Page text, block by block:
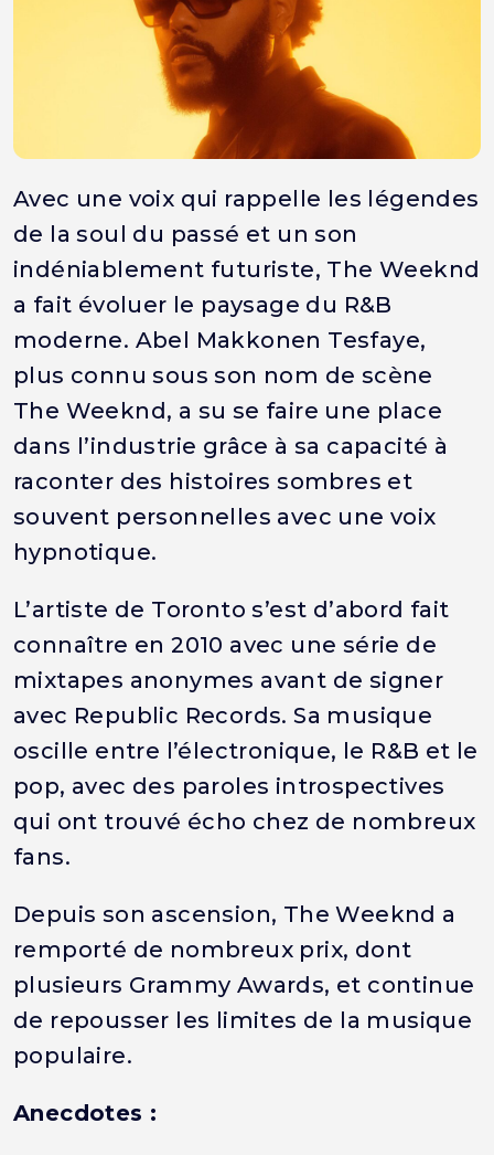
Avec une voix qui rappelle les légendes
de la soul du passé et un son
indéniablement futuriste, The Weeknd
a fait évoluer le paysage du R&B
moderne. Abel Makkonen Tesfaye,
plus connu sous son nom de scène
The Weeknd, a su se faire une place
dans l’industrie grâce à sa capacité à
raconter des histoires sombres et
souvent personnelles avec une voix
hypnotique.
L’artiste de Toronto s’est d’abord fait
connaître en 2010 avec une série de
mixtapes anonymes avant de signer
avec Republic Records. Sa musique
oscille entre l’électronique, le R&B et le
pop, avec des paroles introspectives
qui ont trouvé écho chez de nombreux
fans.
Depuis son ascension, The Weeknd a
remporté de nombreux prix, dont
plusieurs Grammy Awards, et continue
de repousser les limites de la musique
populaire.
Anecdotes :